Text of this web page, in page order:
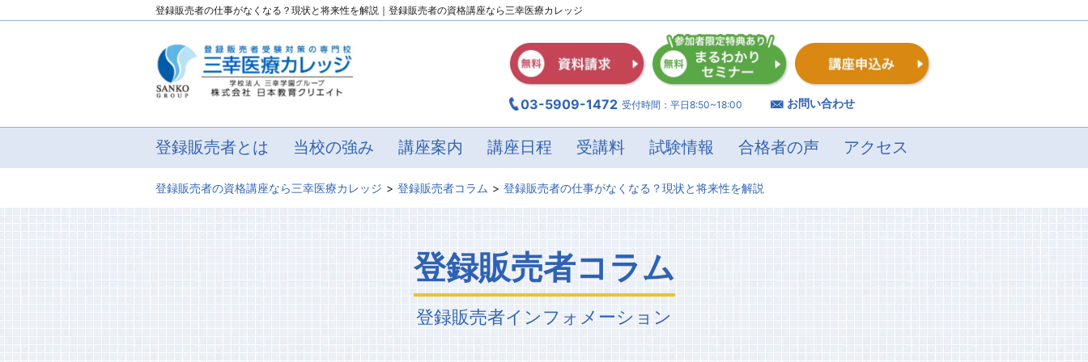
登録販売者の仕事がなくなる？ 現状と将来性を解説｜登録販売者の資格講座なら三幸医療カレッジ
03-5909-1472 受付時間：平日8:50~18:00 お問い合わせ
登録販売者とは 当校の強み 講座案内 講座日程 受講料 試験情報 合格者の声 アクセス
登録販売者の資格講座なら三幸医療カレッジ 登録販売者コラム 登録販売者の仕事がなくなる？現状と将来性を解説
登録販売者コラム
登録販売者インフォメーション